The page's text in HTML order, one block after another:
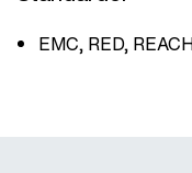
EMC, RED,